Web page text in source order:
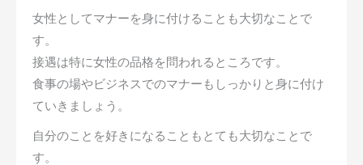
女性としてマナーを身に付けることも大切なことで
す。
接遇は特に女性の品格を問われるところです。
食事の場やビジネスでのマナーもしっかりと身に付け
ていきましょう。
自分のことを好きになることもとても大切なことで
す。